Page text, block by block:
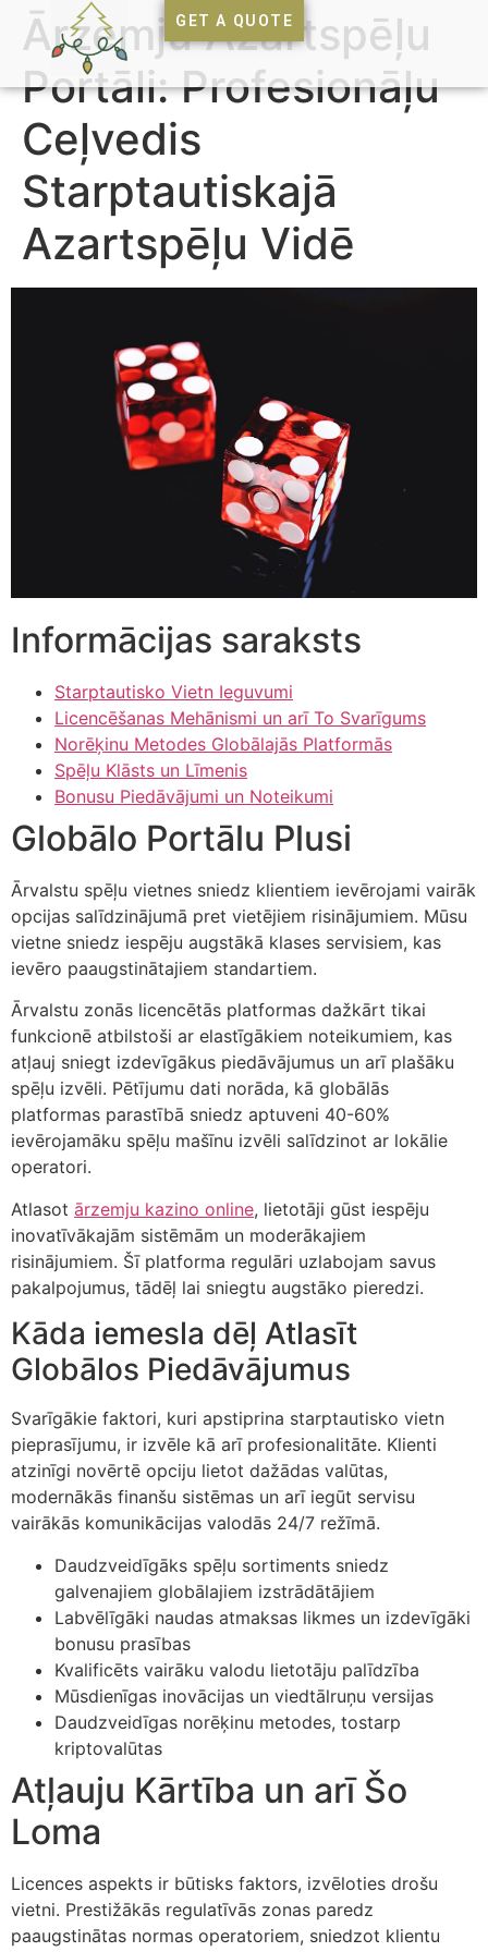
GET A QUOTE
Ārzemju Azartspēļu
Portāli: Profesionāļu
Ceļvedis
Starptautiskajā
Azartspēļu Vidē
Informācijas saraksts
Starptautisko Vietn Ieguvumi
Licencēšanas Mehānismi un arī To Svarīgums
Norēķinu Metodes Globālajās Platformās
Spēļu Klāsts un Līmenis
Bonusu Piedāvājumi un Noteikumi
Globālo Portālu Plusi
Ārvalstu spēļu vietnes sniedz klientiem ievērojami vairāk
opcijas salīdzinājumā pret vietējiem risinājumiem. Mūsu
vietne sniedz iespēju augstākā klases servisiem, kas
ievēro paaugstinātajiem standartiem.
Ārvalstu zonās licencētās platformas dažkārt tikai
funkcionē atbilstoši ar elastīgākiem noteikumiem, kas
atļauj sniegt izdevīgākus piedāvājumus un arī plašāku
spēļu izvēli. Pētījumu dati norāda, kā globālās
platformas parastībā sniedz aptuveni 40-60%
ievērojamāku spēļu mašīnu izvēli salīdzinot ar lokālie
operatori.
Atlasot ārzemju kazino online, lietotāji gūst iespēju
inovatīvākajām sistēmām un moderākajiem
risinājumiem. Šī platforma regulāri uzlabojam savus
pakalpojumus, tādēļ lai sniegtu augstāko pieredzi.
Kāda iemesla dēļ Atlasīt
Globālos Piedāvājumus
Svarīgākie faktori, kuri apstiprina starptautisko vietn
pieprasījumu, ir izvēle kā arī profesionalitāte. Klienti
atzinīgi novērtē opciju lietot dažādas valūtas,
modernākās finanšu sistēmas un arī iegūt servisu
vairākās komunikācijas valodās 24/7 režīmā.
Daudzveidīgāks spēļu sortiments sniedz
galvenajiem globālajiem izstrādātājiem
Labvēlīgāki naudas atmaksas likmes un izdevīgāki
bonusu prasības
Kvalificēts vairāku valodu lietotāju palīdzība
Mūsdienīgas inovācijas un viedtālruņu versijas
Daudzveidīgas norēķinu metodes, tostarp
kriptovalūtas
Atļauju Kārtība un arī Šo
Loma
Licences aspekts ir būtisks faktors, izvēloties drošu
vietni. Prestižākās regulatīvās zonas paredz
paaugstinātas normas operatoriem, sniedzot klientu